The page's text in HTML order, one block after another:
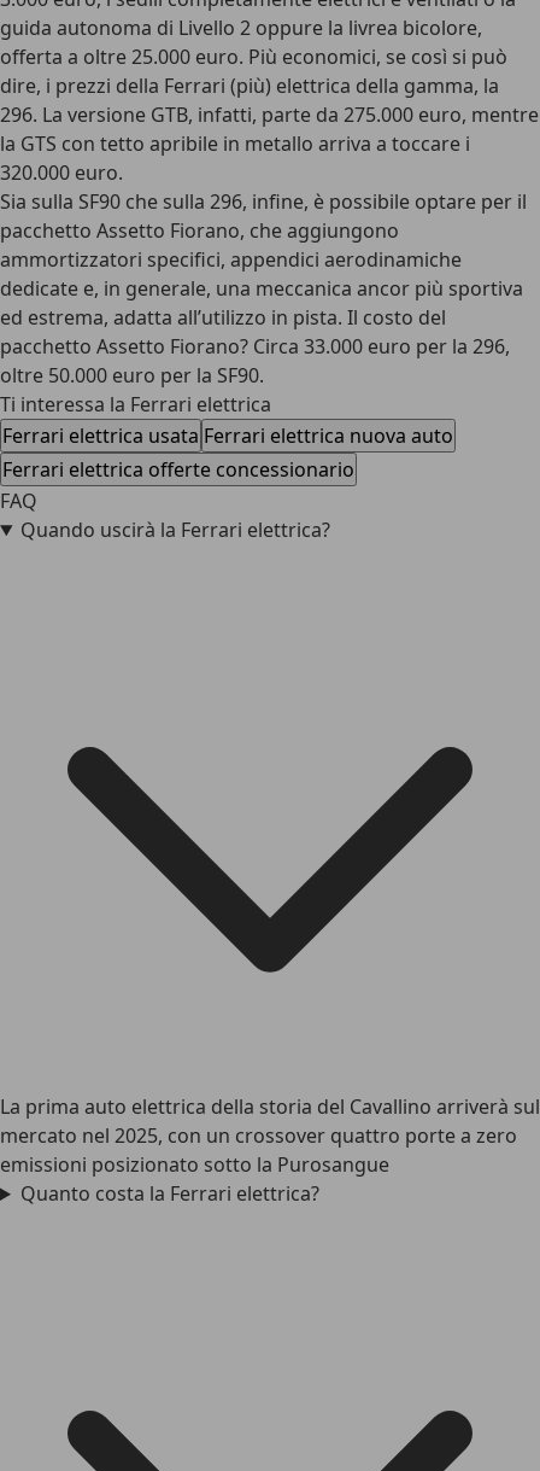
guida autonoma di Livello 2 oppure la livrea bicolore,
offerta a oltre 25.000 euro. Più economici, se così si può
dire, i prezzi della Ferrari (più) elettrica della gamma, la
296. La versione GTB, infatti, parte da 275.000 euro, mentre
la GTS con tetto apribile in metallo arriva a toccare i
320.000 euro.
Sia sulla SF90 che sulla 296, infine, è possibile optare per il
pacchetto Assetto Fiorano, che aggiungono
ammortizzatori specifici, appendici aerodinamiche
dedicate e, in generale, una meccanica ancor più sportiva
ed estrema, adatta all’utilizzo in pista. Il costo del
pacchetto Assetto Fiorano? Circa 33.000 euro per la 296,
oltre 50.000 euro per la SF90.
Ti interessa la Ferrari elettrica
Ferrari elettrica usata Ferrari elettrica nuova auto
Ferrari elettrica offerte concessionario
FAQ
Quando uscirà la Ferrari elettrica?
La prima auto elettrica della storia del Cavallino arriverà sul
mercato nel 2025, con un crossover quattro porte a zero
emissioni posizionato sotto la Purosangue
Quanto costa la Ferrari elettrica?